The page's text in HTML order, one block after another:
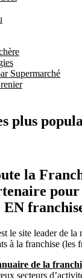
Supermarché
plus
la
pour
EN
le site leader de la
à la franchise (les
de la
secteurs